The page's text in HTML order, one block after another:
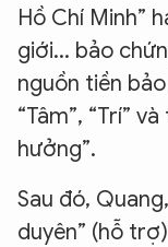
Hồ Chí Minh”
giới... bảo
nguồn tiền
“Tâm”, “Trí”
hưởng”.
Sau đó,
duyên” (hỗ